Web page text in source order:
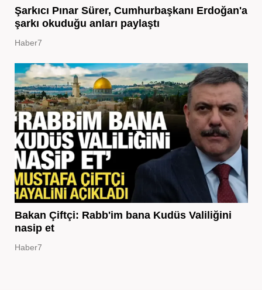
Şarkıcı Pınar Sürer, Cumhurbaşkanı Erdoğan'a
şarkı okuduğu anları paylaştı
Haber7
Bakan Çiftçi: Rabb'im bana Kudüs Valiliğini
nasip et
Haber7